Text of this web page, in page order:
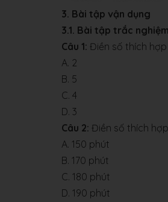
3. Bài tập vận dụng
3.1. Bài tập trắc nghiệm
Câu 1: Điền số thích
A. 2
B. 5
C. 4
D. 3
Câu 2: Điền số thích
A. 150 phút
B. 170 phút
C. 180 phút
D. 190 phút